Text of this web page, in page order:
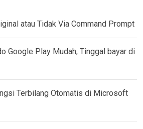
atau Tidak Via Command Prompt
Google Play Mudah, Tinggal bayar di
Terbilang Otomatis di Microsoft